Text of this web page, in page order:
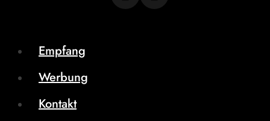
Empfang
Werbung
Kontakt